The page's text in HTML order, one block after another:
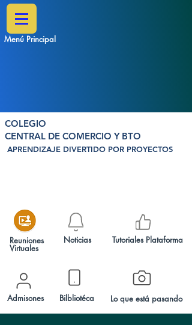
Menú Principal
Tutoriales Plataforma
Bilbliotéca
Admisones Lo que está pasando
Noticias
Reuniones
Virtuales
COLEGIO
CENTRAL DE COMERCIO Y BTO
APRENDIZAJE DIVERTIDO POR PROYECTOS